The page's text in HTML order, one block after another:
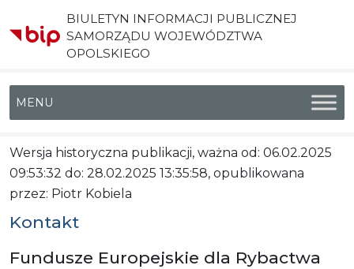
BIULETYN INFORMACJI PUBLICZNEJ
SAMORZĄDU WOJEWÓDZTWA
OPOLSKIEGO
Menu główne
Wersja historyczna publikacji, ważna od: 06.02.2025
09:53:32 do: 28.02.2025 13:35:58, opublikowana
przez: Piotr Kobiela
Kontakt
Fundusze Europejskie dla Rybactwa